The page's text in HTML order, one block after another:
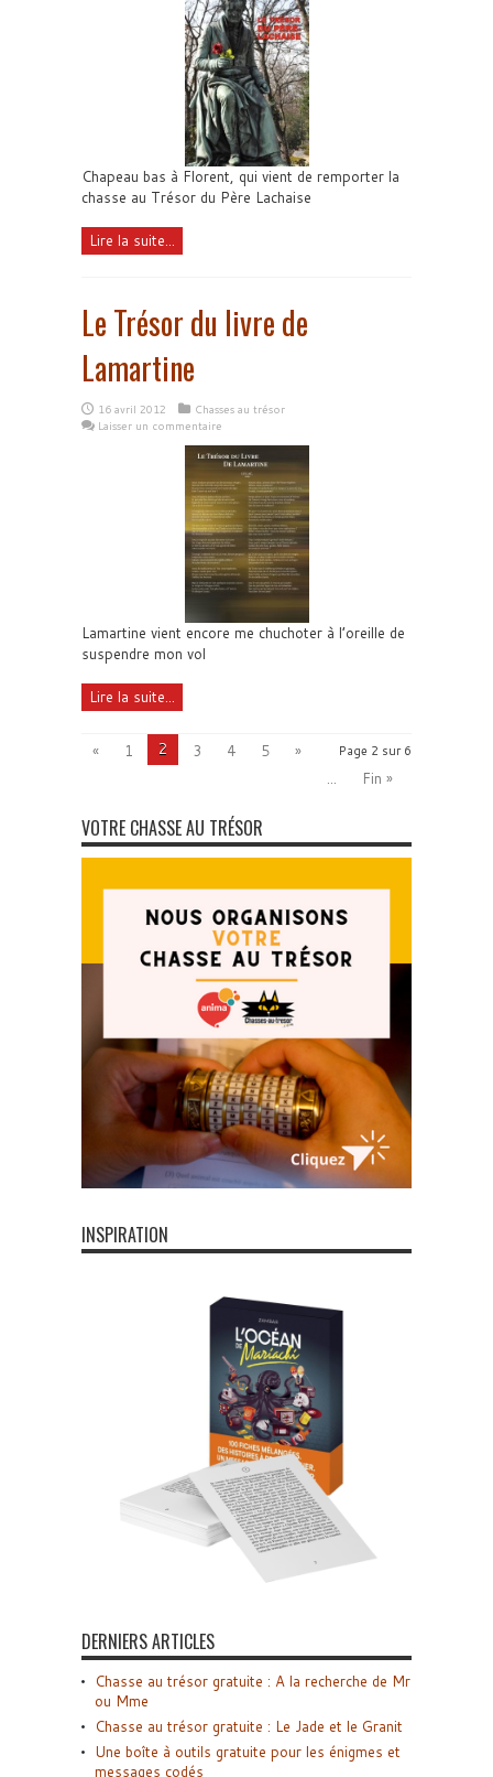
Chapeau bas à Florent, qui vient de remporter la
chasse au Trésor du Père Lachaise
Lire la suite...
Le Trésor du livre de
Lamartine
16 avril 2012
Chasses au trésor
Laisser un commentaire
Lamartine vient encore me chuchoter à l’oreille de
suspendre mon vol
Lire la suite...
Page 2 sur 6
« 1 2 3 4 5
»
...
Fin »
VOTRE CHASSE AU TRÉSOR
INSPIRATION
DERNIERS ARTICLES
Chasse au trésor gratuite : A la recherche de Mr
ou Mme
Chasse au trésor gratuite : Le Jade et le Granit
Une boîte à outils gratuite pour les énigmes et
messages codés